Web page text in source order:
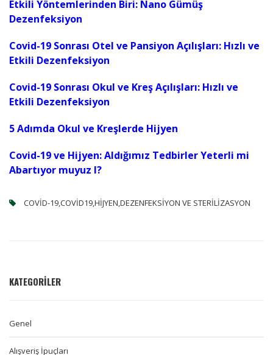
Etkili Yöntemlerinden Biri: Nano Gümüş
Dezenfeksiyon
Covid-19 Sonrası Otel ve Pansiyon Açılışları: Hızlı ve
Etkili Dezenfeksiyon
Covid-19 Sonrası Okul ve Kreş Açılışları: Hızlı ve
Etkili Dezenfeksiyon
5 Adımda Okul ve Kreşlerde Hijyen
Covid-19 ve Hijyen: Aldığımız Tedbirler Yeterli mi
Abartıyor muyuz I?
COVID-19,COVID19,HIJYEN,DEZENFEKSIYON VE STERILIZASYON
KATEGORILER
Genel
Alışveriş İpuçları